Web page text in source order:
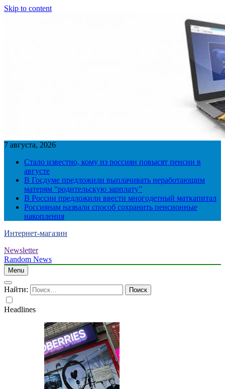
Skip to content
7 августа, 2026
Стало известно, кому из россиян повысят пенсии в
августе
В Госдуме предложили выплачивать неработающим
матерям “родительскую зарплату”
В России предложили ввести многодетный маткапитал
Россиянам назвали способ сохранить пенсионные
накопления
Интернет-магазин
Newsletter
Random News
Menu
Найти:
Headlines